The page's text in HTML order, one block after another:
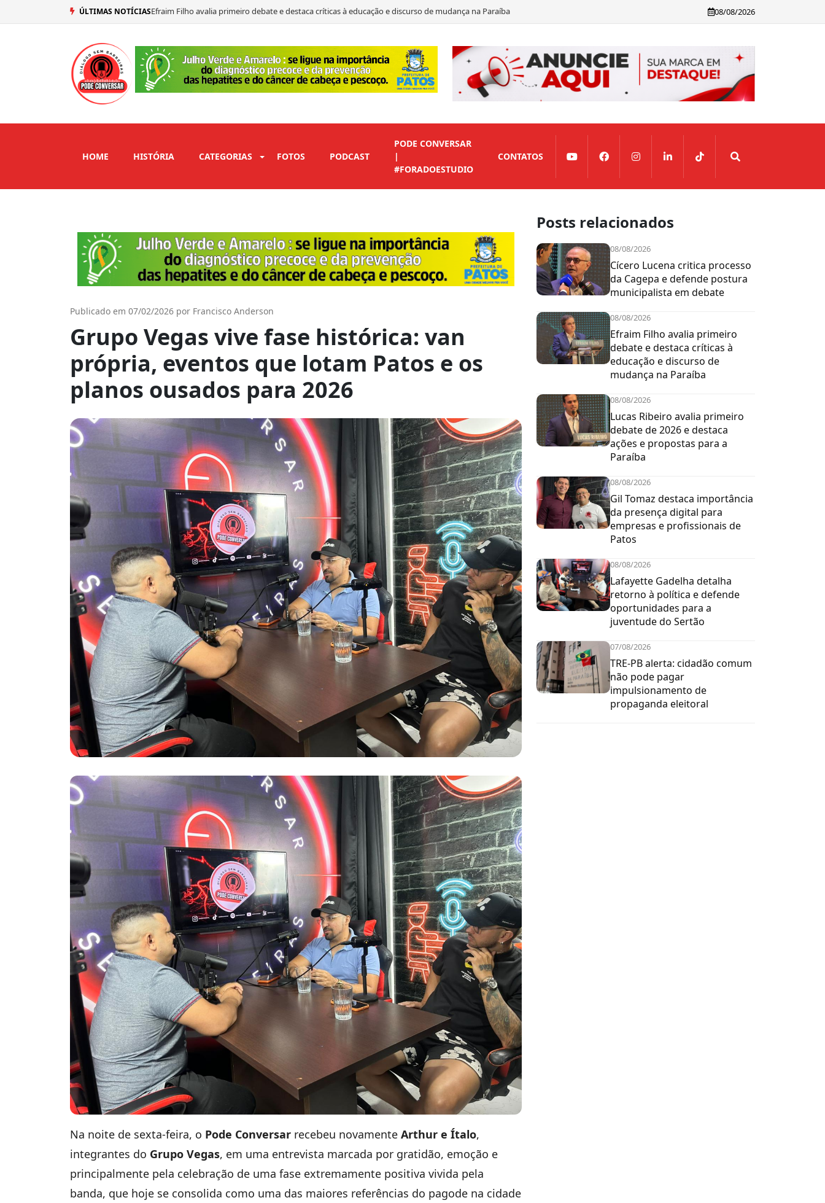
ÚLTIMAS NOTÍCIASLucas Ribeiro avalia primeiro debate de 2026 e destaca ações e propostas para a Paraíba
Gil Tomaz destaca importância da presença digital para empresas e profissionais de Patos
08/08/2026
HOME HISTÓRIA CATEGORIAS FOTOS PODCAST
PODE CONVERSAR
|
#FORADOESTUDIO
CONTATOS
Publicado em 07/02/2026 por Francisco Anderson
Grupo Vegas vive fase histórica: van
própria, eventos que lotam Patos e os
planos ousados para 2026
Na noite de sexta-feira, o Pode Conversar recebeu novamente Arthur e Ítalo,
integrantes do Grupo Vegas, em uma entrevista marcada por gratidão, emoção e
principalmente pela celebração de uma fase extremamente positiva vivida pela
banda, que hoje se consolida como uma das maiores referências do pagode na cidade
Posts relacionados
08/08/2026
Cícero Lucena critica processo
da Cagepa e defende postura
municipalista em debate
08/08/2026
Efraim Filho avalia primeiro
debate e destaca críticas à
educação e discurso de
mudança na Paraíba
08/08/2026
Lucas Ribeiro avalia primeiro
debate de 2026 e destaca
ações e propostas para a
Paraíba
08/08/2026
Gil Tomaz destaca importância
da presença digital para
empresas e profissionais de
Patos
08/08/2026
Lafayette Gadelha detalha
retorno à política e defende
oportunidades para a
juventude do Sertão
07/08/2026
TRE-PB alerta: cidadão comum
não pode pagar
impulsionamento de
propaganda eleitoral